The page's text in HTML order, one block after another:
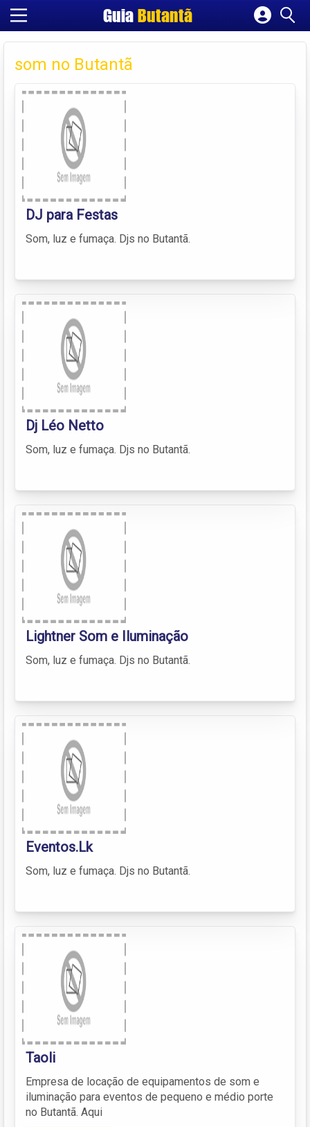
GuiaButantã
Cadastrar empresa
som no Butantã
DJ para Festas
Som, luz e fumaça. Djs no Butantã.
Dj Léo Netto
Som, luz e fumaça. Djs no Butantã.
Lightner Som e Iluminação
Som, luz e fumaça. Djs no Butantã.
Eventos.Lk
Som, luz e fumaça. Djs no Butantã.
Taoli
Empresa de locação de equipamentos de som e
iluminação para eventos de pequeno e médio porte
no Butantã. Aqui